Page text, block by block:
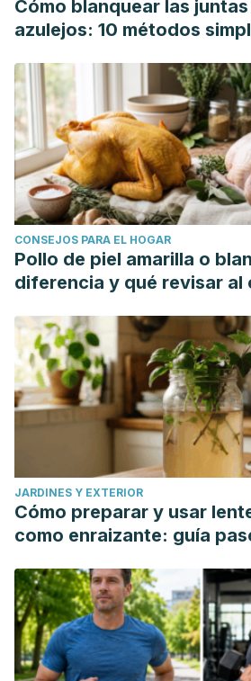
Cómo blanquear las
azulejos: 10 métodos
CONSEJOS PARA EL HOGAR
Pollo de piel amarilla o
diferencia y qué revisar al
JARDINES Y EXTERIOR
Cómo preparar y usar
como enraizante: guía